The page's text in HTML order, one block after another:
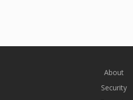
About
Security